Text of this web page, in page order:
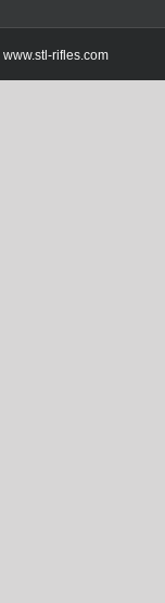
www.stl-rifles.com